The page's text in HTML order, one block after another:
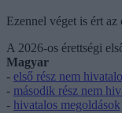
Ezennel véget is ért
A 2026-os érettségi
Magyar
- első rész nem
- második rész nem
- hivatalos megoldások